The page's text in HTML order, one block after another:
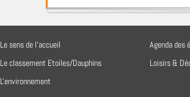
Le sens de l'accueil
Le classement Etoiles/Dauphins
L'environnement
Agenda des
Loisirs &